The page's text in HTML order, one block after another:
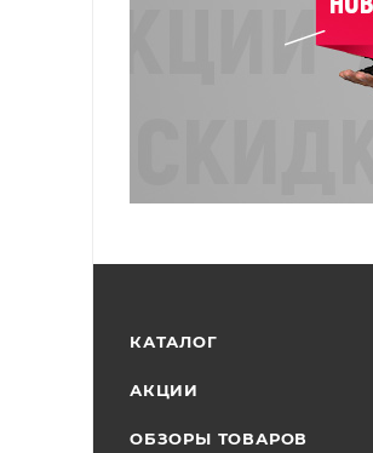
КАТАЛОГ
АКЦИИ
ОБЗОРЫ ТОВАРОВ